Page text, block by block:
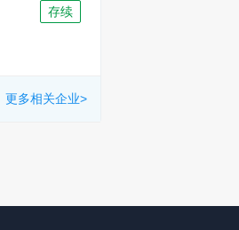
存续
更多相关企业>